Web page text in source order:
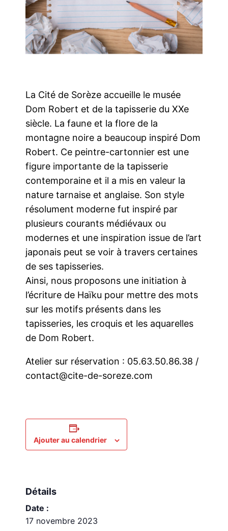
La Cité de Sorèze accueille le musée
Dom Robert et de la tapisserie du XXe
siècle. La faune et la flore de la
montagne noire a beaucoup inspiré Dom
Robert. Ce peintre-cartonnier est une
figure importante de la tapisserie
contemporaine et il a mis en valeur la
nature tarnaise et anglaise. Son style
résolument moderne fut inspiré par
plusieurs courants médiévaux ou
modernes et une inspiration issue de l’art
japonais peut se voir à travers certaines
de ses tapisseries.
Ainsi, nous proposons une initiation à
l’écriture de Haïku pour mettre des mots
sur les motifs présents dans les
tapisseries, les croquis et les aquarelles
de Dom Robert.
Atelier sur réservation : 05.63.50.86.38 /
contact@cite-de-soreze.com
Ajouter au calendrier
Détails
Date :
17 novembre 2023